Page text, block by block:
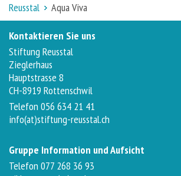
Reusstal
Aqua Viva
Kontaktieren Sie uns
Stiftung Reusstal
Zieglerhaus
Hauptstrasse 8
CH-8919 Rottenschwil
Telefon 056 634 21 41
info(at)stiftung-reusstal.ch
Gruppe Information und Aufsicht
Telefon 077 268 36 93